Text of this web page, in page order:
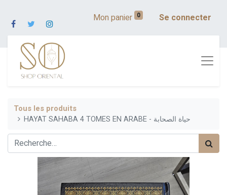
Mon panier 0 Se connecter
Tous les produits
HAYAT SAHABA 4 TOMES EN ARABE - حياة الصحابة